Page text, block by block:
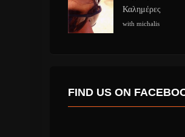
Καλημέρες
with michalis
FIND US ON